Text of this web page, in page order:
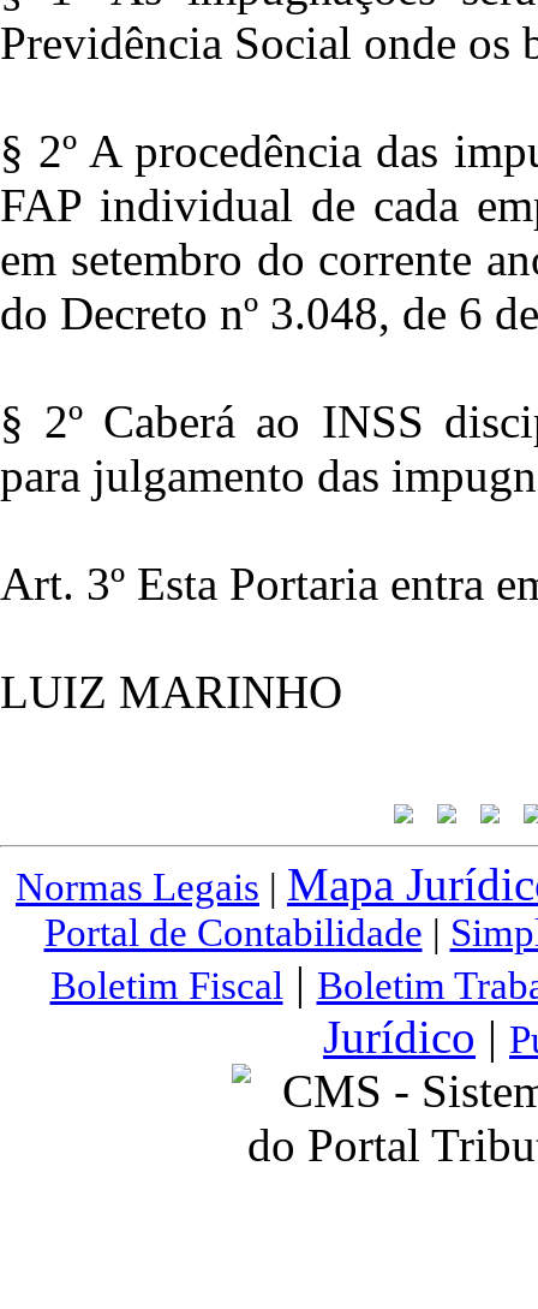
Previdência Social onde os
§ 2º A procedência das
FAP individual de cada
em setembro do corrente
do Decreto nº 3.048, de 6
§ 2º Caberá ao INSS
para julgamento das
Art. 3º Esta Portaria entra
LUIZ MARINHO
Normas Legais | Mapa
Portal de Contabilidade |
Boletim Fiscal | Boletim
Jurídico |